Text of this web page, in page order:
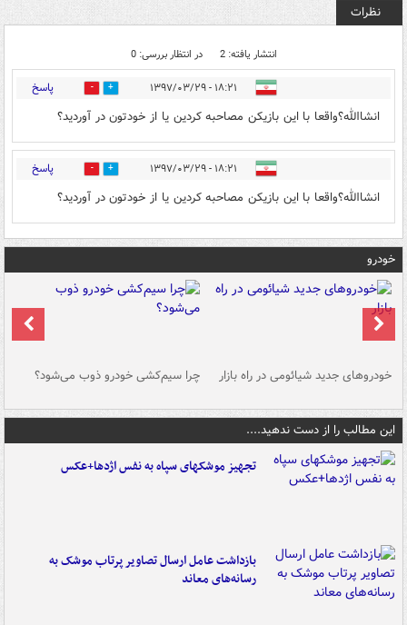
نظرات
انتشار یافته: 2 در انتظار بررسی: 0
۱۸:۲۱ - ۱۳۹۷/۰۳/۲۹ 0 پاسخ
انشاالله؟واقعا با این بازیکن مصاحبه کردین یا از خودتون در آوردید؟
۱۸:۲۱ - ۱۳۹۷/۰۳/۲۹ 0 پاسخ
انشاالله؟واقعا با این بازیکن مصاحبه کردین یا از خودتون در آوردید؟
خودرو
خودروهای جدید شیائومی در راه بازار چرا سیم‌کشی خودرو ذوب می‌شود؟
این مطالب را از دست ندهید....
تجهیز موشکهای سپاه به نفس اژدها+عکس
بازداشت عامل ارسال تصاویر پرتاب موشک به
رسانه‌های معاند